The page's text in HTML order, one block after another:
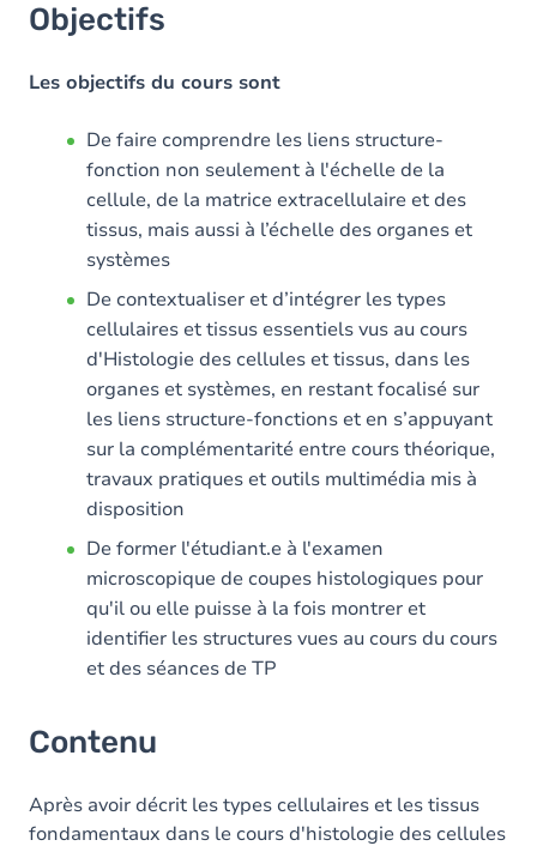
Objectifs
Les objectifs du cours sont
De faire comprendre les liens structure-
fonction non seulement à l'échelle de la
cellule, de la matrice extracellulaire et des
tissus, mais aussi à l’échelle des organes et
systèmes
De contextualiser et d’intégrer les types
cellulaires et tissus essentiels vus au cours
d'Histologie des cellules et tissus, dans les
organes et systèmes, en restant focalisé sur
les liens structure-fonctions et en s’appuyant
sur la complémentarité entre cours théorique,
travaux pratiques et outils multimédia mis à
disposition
De former l'étudiant.e à l'examen
microscopique de coupes histologiques pour
qu'il ou elle puisse à la fois montrer et
identifier les structures vues au cours du cours
et des séances de TP
Contenu
Après avoir décrit les types cellulaires et les tissus
fondamentaux dans le cours d'histologie des cellules